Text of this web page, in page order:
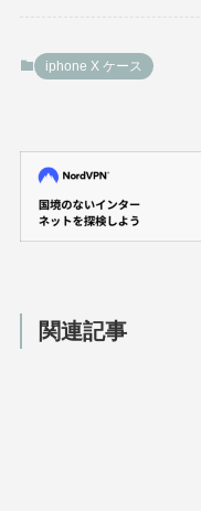
iphone X ケース
関連記事